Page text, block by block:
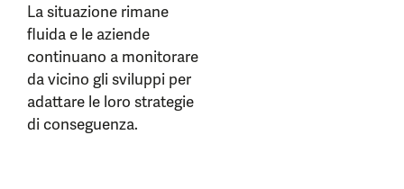
La situazione rimane
fluida e le aziende
continuano a monitorare
da vicino gli sviluppi per
adattare le loro strategie
di conseguenza.